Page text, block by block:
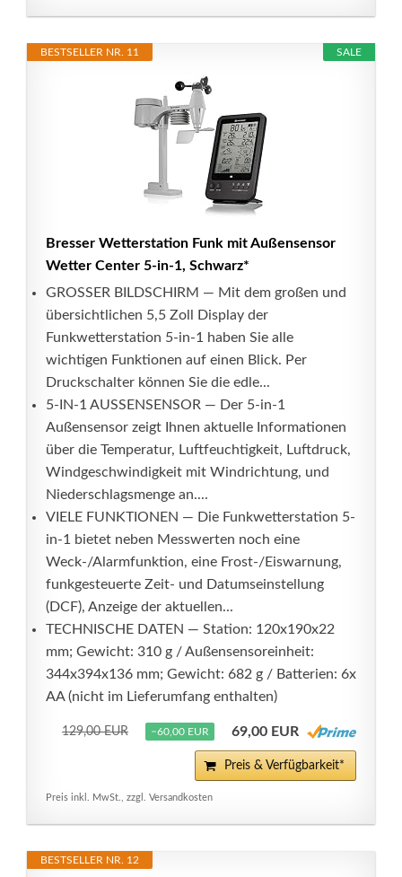
SALE
BESTSELLER NR. 11
Bresser Wetterstation Funk mit Außensensor
Wetter Center 5-in-1, Schwarz*
GROSSER BILDSCHIRM — Mit dem großen und
übersichtlichen 5,5 Zoll Display der
Funkwetterstation 5-in-1 haben Sie alle
wichtigen Funktionen auf einen Blick. Per
Druckschalter können Sie die edle...
5-IN-1 AUSSENSENSOR — Der 5-in-1
Außensensor zeigt Ihnen aktuelle Informationen
über die Temperatur, Luftfeuchtigkeit, Luftdruck,
Windgeschwindigkeit mit Windrichtung, und
Niederschlagsmenge an....
VIELE FUNKTIONEN — Die Funkwetterstation 5-
in-1 bietet neben Messwerten noch eine
Weck-/Alarmfunktion, eine Frost-/Eiswarnung,
funkgesteuerte Zeit- und Datumseinstellung
(DCF), Anzeige der aktuellen...
TECHNISCHE DATEN — Station: 120x190x22
mm; Gewicht: 310 g / Außensensoreinheit:
344x394x136 mm; Gewicht: 682 g / Batterien: 6x
AA (nicht im Lieferumfang enthalten)
129,00 EUR −60,00 EUR 69,00 EUR
Preis & Verfügbarkeit*
Preis inkl. MwSt., zzgl. Versandkosten
BESTSELLER NR. 12